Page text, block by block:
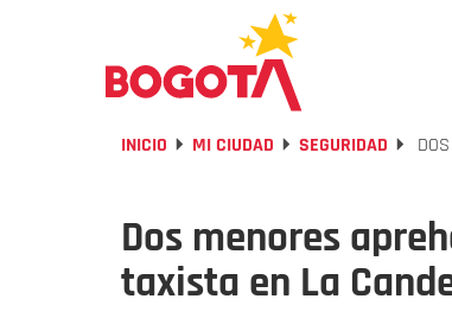
INICIO MI CIUDAD SEGURIDAD
Dos menores
taxista en La